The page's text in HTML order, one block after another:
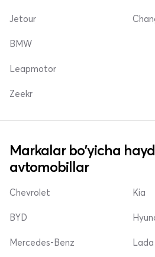
Jetour
BMW
Leapmotor
Zeekr
Markalar bo'yicha
avtomobillar
Chevrolet
BYD
Mercedes-Benz
Kia